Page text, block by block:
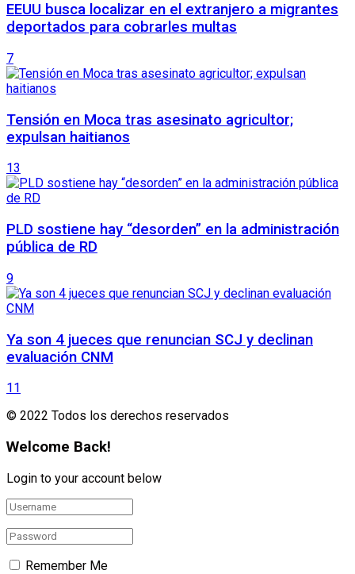
EEUU busca localizar en el extranjero a migrantes
deportados para cobrarles multas
7
Tensión en Moca tras asesinato agricultor;
expulsan haitianos
13
PLD sostiene hay “desorden” en la administración
pública de RD
9
Ya son 4 jueces que renuncian SCJ y declinan
evaluación CNM
11
© 2022 Todos los derechos reservados
Welcome Back!
Login to your account below
Remember Me